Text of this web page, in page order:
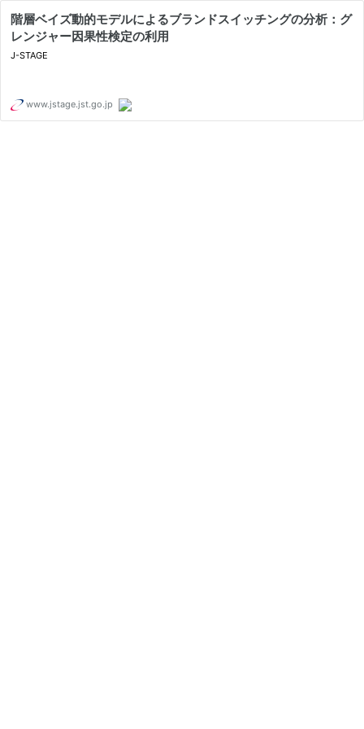
階層ベイズ動的モデルによるブランドスイッチングの分析：グ
レンジャー因果性検定の利用
J-STAGE
www.jstage.jst.go.jp